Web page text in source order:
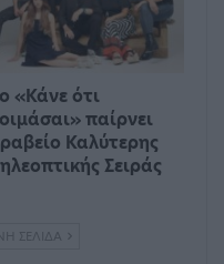
«Κάνε ότι
παίρνει
Καλύτερης
Σειράς
ΣΕΛΊΔΑ